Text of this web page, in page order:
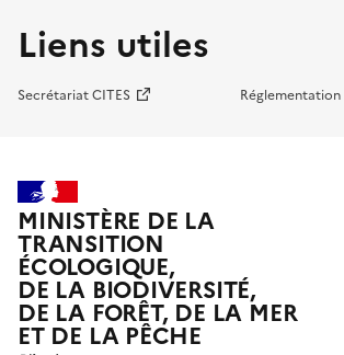
Liens utiles
Secrétariat CITES Réglementation
MINISTÈRE DE LA
TRANSITION
ÉCOLOGIQUE,
DE LA BIODIVERSITÉ,
DE LA FORÊT, DE LA MER
ET DE LA PÊCHE